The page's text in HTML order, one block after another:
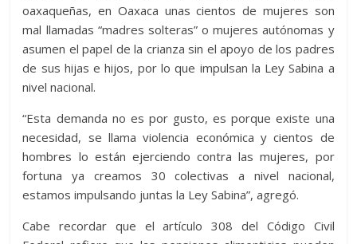
oaxaqueñas, en Oaxaca unas cientos de mujeres son
mal llamadas “madres solteras” o mujeres autónomas y
asumen el papel de la crianza sin el apoyo de los padres
de sus hijas e hijos, por lo que impulsan la Ley Sabina a
nivel nacional.
“Esta demanda no es por gusto, es porque existe una
necesidad, se llama violencia económica y cientos de
hombres lo están ejerciendo contra las mujeres, por
fortuna ya creamos 30 colectivas a nivel nacional,
estamos impulsando juntas la Ley Sabina”, agregó.
Cabe recordar que el artículo 308 del Código Civil